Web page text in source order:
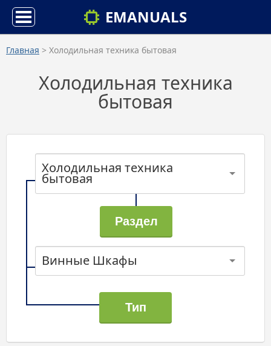
EMANUALS
Главная > Холодильная техника бытовая
Холодильная техника
бытовая
Холодильная техника
бытовая
Винные Шкафы